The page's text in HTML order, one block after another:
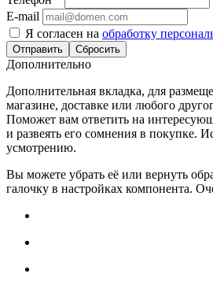
E-mail
Я согласен на обработку
Сбросить
Дополнительно
Дополнительная вкладка, для
магазине, доставке или любого
Поможет вам ответить на
и развеять его сомнения в покупке.
усмотрению.
Вы можете убрать её или вернуть
галочку в настройках компонента.